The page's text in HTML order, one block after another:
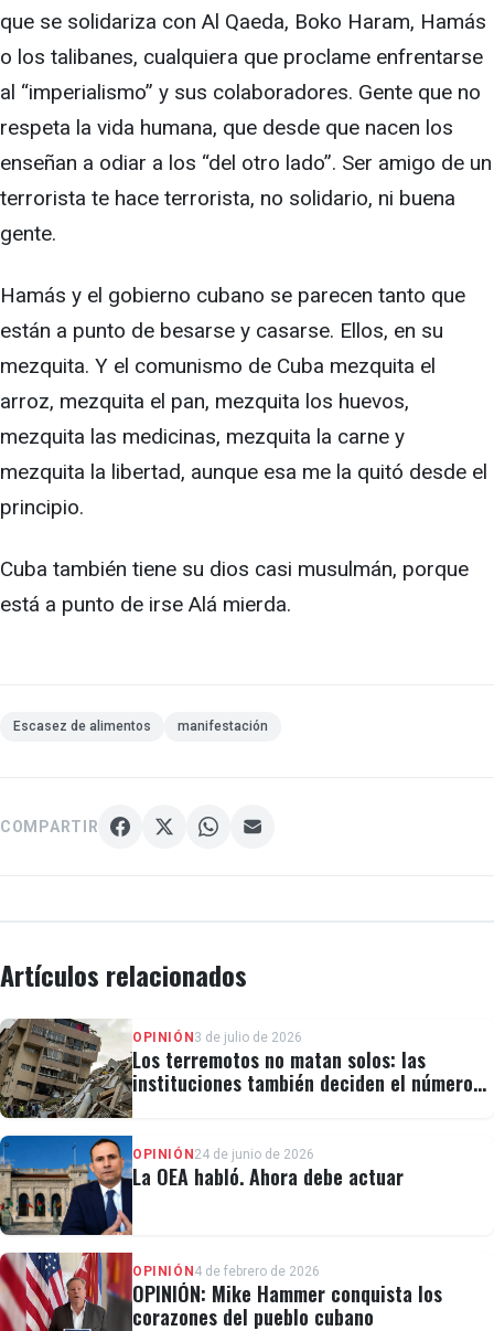
que se solidariza con Al Qaeda, Boko Haram, Hamás
o los talibanes, cualquiera que proclame enfrentarse
al “imperialismo” y sus colaboradores. Gente que no
respeta la vida humana, que desde que nacen los
enseñan a odiar a los “del otro lado”. Ser amigo de un
terrorista te hace terrorista, no solidario, ni buena
gente.
Hamás y el gobierno cubano se parecen tanto que
están a punto de besarse y casarse. Ellos, en su
mezquita. Y el comunismo de Cuba mezquita el
arroz, mezquita el pan, mezquita los huevos,
mezquita las medicinas, mezquita la carne y
mezquita la libertad, aunque esa me la quitó desde el
principio.
Cuba también tiene su dios casi musulmán, porque
está a punto de irse Alá mierda.
Escasez de alimentos manifestación
COMPARTIR
Artículos relacionados
OPINIÓN 3 de julio de 2026
Los terremotos no matan solos: las
instituciones también deciden el número
OPINIÓN 24 de junio de 2026
La OEA habló. Ahora debe actuar
OPINIÓN 4 de febrero de 2026
OPINIÓN: Mike Hammer conquista los
corazones del pueblo cubano